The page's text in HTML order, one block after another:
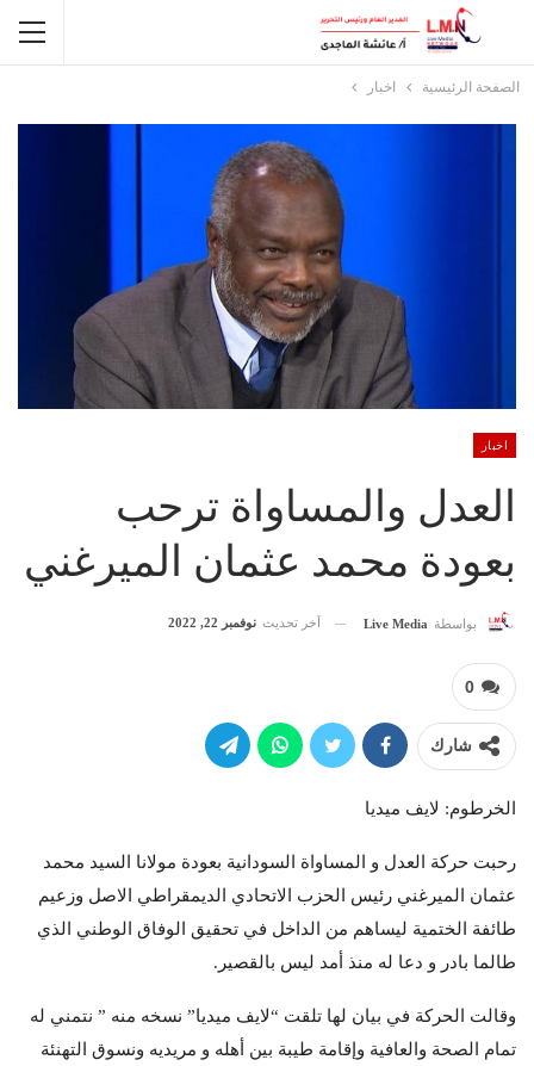
الصفحة الرئيسية اخبار
اخبار
العدل والمساواة ترحب
بعودة محمد عثمان الميرغني
بواسطة Live Media آخر تحديث نوفمبر 22, 2022
0
شارك
الخرطوم: لايف ميديا
رحبت حركة العدل و المساواة السودانية بعودة مولانا السيد محمد
عثمان الميرغني رئيس الحزب الاتحادي الديمقراطي الاصل وزعيم
طائفة الختمية ليساهم من الداخل في تحقيق الوفاق الوطني الذي
طالما بادر و دعا له منذ أمد ليس بالقصير.
وقالت الحركة في بيان لها تلقت “لايف ميديا” نسخه منه ” نتمني له
تمام الصحة والعافية وإقامة طيبة بين أهله و مريديه ونسوق التهنئة